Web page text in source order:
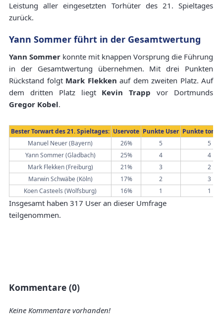
Leistung aller eingesetzten Torhüter des 21. Spieltages
zurück.
Yann Sommer führt in der Gesamtwertung
Yann Sommer konnte mit knappen Vorsprung die Führung
in der Gesamtwertung übernehmen. Mit drei Punkten
Rückstand folgt Mark Flekken auf dem zweiten Platz. Auf
dem dritten Platz liegt Kevin Trapp vor Dortmunds
Gregor Kobel.
Bester Torwart des 21. Spieltages: Uservote Punkte User Punkte
Manuel Neuer (Bayern)
26% 5
5
Yann Sommer (Gladbach)
25% 4
4
Mark Flekken (Freiburg)
21% 3
2
Marwin Schwäbe (Köln)
17% 2
3
Koen Casteels (Wolfsburg)
16% 1 1
Insgesamt haben 317 User an dieser Umfrage
teilgenommen.
Kommentare (0)
Keine Kommentare vorhanden!